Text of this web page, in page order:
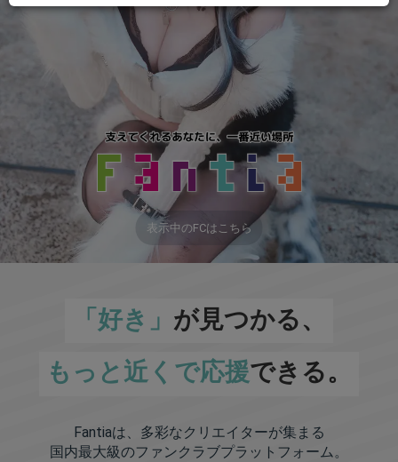
表示中のFCはこちら
「好き」 が見つかる、
もっと近くで応援できる。
Fantiaは、多彩なクリエイターが集まる
国内最大級のファンクラブプラットフォーム。